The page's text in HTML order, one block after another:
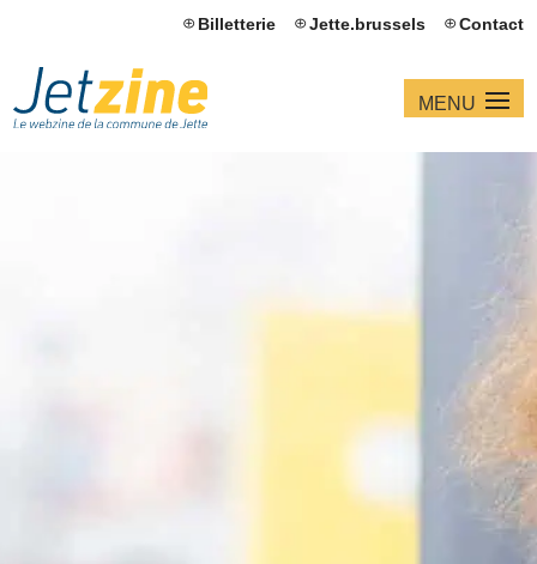
Billetterie Jette.brussels Contact